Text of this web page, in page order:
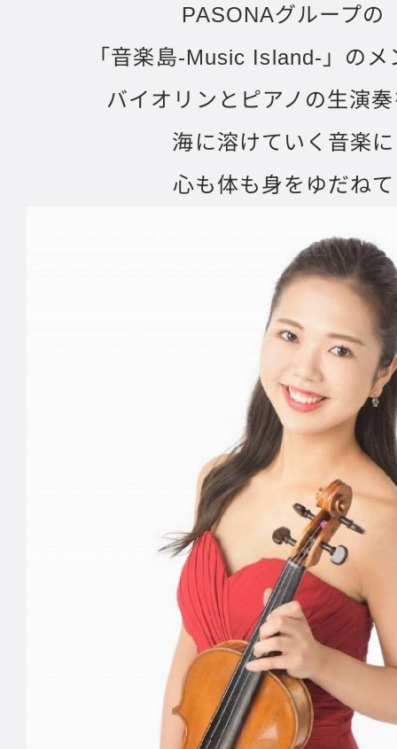
PASONAグループの
「音楽島-Music Island-」のメ
バイオリンとピアノの生演
海に溶けていく音楽に
心も体も身をゆだねて